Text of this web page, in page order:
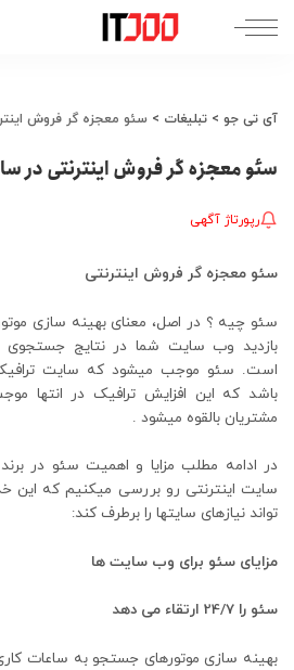
آی تی جو > تبلیغات > سئو معجزه گر فروش
سئو معجزه گر فروش اینترنتی در سال
رپورتاژ آگهی
سئو معجزه گر فروش اینترنتی
بازدید وب سایت شما در نتایج جستجوی
است. سئو موجب میشود که سایت
باشد که این افزایش ترافیک در انتها
مشتریان بالقوه میشود .
در ادامه مطلب مزایا و اهمیت سئو در
سایت اینترنتی رو بررسی میکنیم که
تواند نیازهای سایتها را برطرف کند:
مزایای سئو برای وب سایت ها
سئو را 24/7 ارتقاء می دهد
بهینه سازی موتورهای جستجو به ساعات